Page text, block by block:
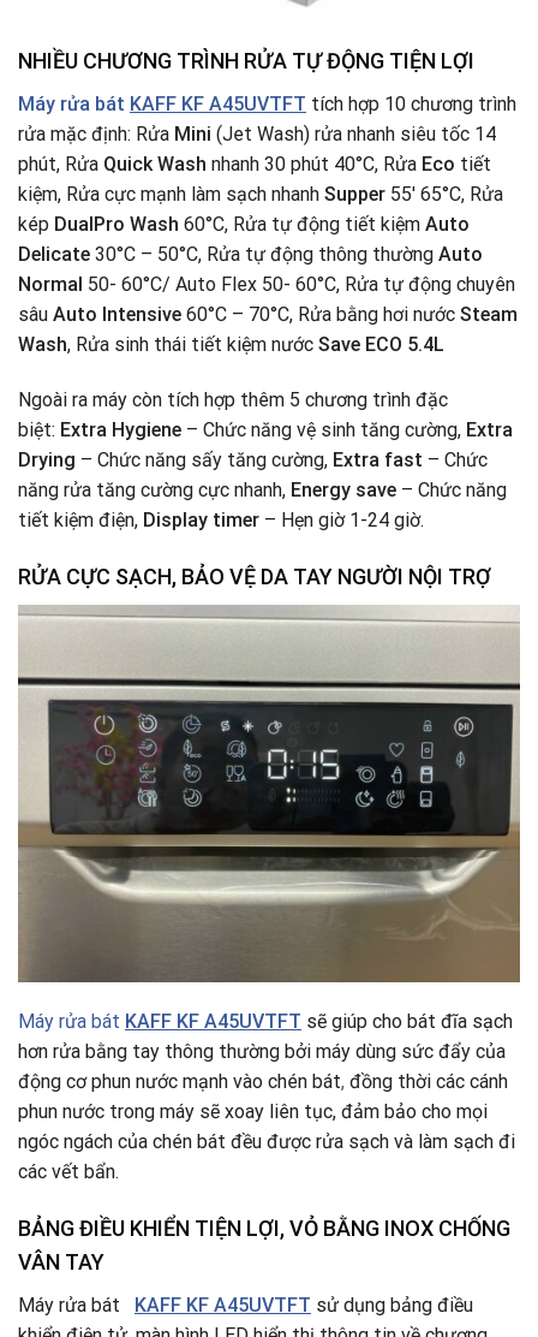
NHIỀU CHƯƠNG TRÌNH RỬA TỰ ĐỘNG TIỆN LỢI
Máy rửa bát KAFF KF A45UVTFT tích hợp 10 chương trình
rửa mặc định: Rửa Mini (Jet Wash) rửa nhanh siêu tốc 14
phút, Rửa Quick Wash nhanh 30 phút 40°C, Rửa Eco tiết
kiệm, Rửa cực mạnh làm sạch nhanh Supper 55′ 65°C, Rửa
kép DualPro Wash 60°C, Rửa tự động tiết kiệm Auto
Delicate 30°C – 50°C, Rửa tự động thông thường Auto
Normal 50- 60°C/ Auto Flex 50- 60°C, Rửa tự động chuyên
sâu Auto Intensive 60°C – 70°C, Rửa bằng hơi nước Steam
Wash, Rửa sinh thái tiết kiệm nước Save ECO 5.4L
Ngoài ra máy còn tích hợp thêm 5 chương trình đặc
biệt: Extra Hygiene – Chức năng vệ sinh tăng cường, Extra
Drying – Chức năng sấy tăng cường, Extra fast – Chức
năng rửa tăng cường cực nhanh, Energy save – Chức năng
tiết kiệm điện, Display timer – Hẹn giờ 1-24 giờ.
RỬA CỰC SẠCH, BẢO VỆ DA TAY NGƯỜI NỘI TRỢ
Máy rửa bát KAFF KF A45UVTFT sẽ giúp cho bát đĩa sạch
hơn rửa bằng tay thông thường bởi máy dùng sức đẩy của
động cơ phun nước mạnh vào chén bát, đồng thời các cánh
phun nước trong máy sẽ xoay liên tục, đảm bảo cho mọi
ngóc ngách của chén bát đều được rửa sạch và làm sạch đi
các vết bẩn.
BẢNG ĐIỀU KHIỂN TIỆN LỢI, VỎ BẰNG INOX CHỐNG
VÂN TAY
Máy rửa bát KAFF KF A45UVTFT sử dụng bảng điều